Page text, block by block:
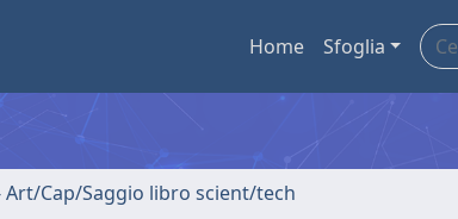
Home Sfoglia
Art/Cap/Saggio libro scient/tech